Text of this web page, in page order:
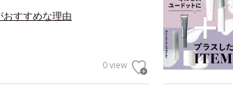
すすめな理由
0 view